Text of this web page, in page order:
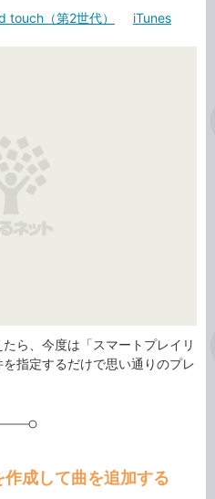
touch（第2世代） iTunes
ら、今度は「スマートプレイリ
指定するだけで思い通りのプレ
成して曲を追加する